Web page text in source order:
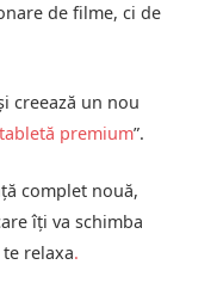
de filme, ci de
creează un nou
tabletă premium”.
complet nouă,
îți va schimba
relaxa.